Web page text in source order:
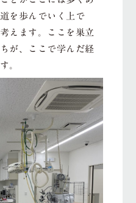
を歩んでいく上で
えます。ここを巣立
が、ここで学んだ経
。